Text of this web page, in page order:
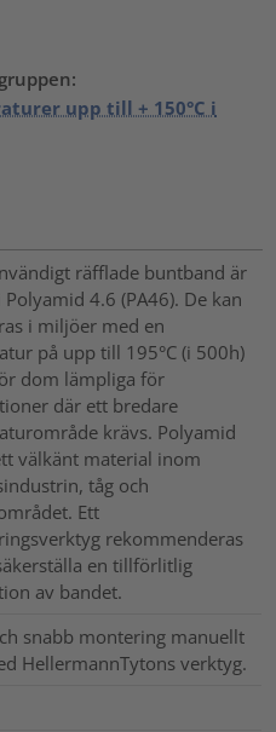
upp till + 150°C i
räfflade buntband är
4.6 (PA46). De kan
i miljöer med en
på upp till 195°C (i 500h)
dom lämpliga för
där ett bredare
krävs. Polyamid
välkänt material inom
tåg och
Ett
rekommenderas
en tillförlitlig
av bandet.
snabb montering manuellt
HellermannTytons verktyg.